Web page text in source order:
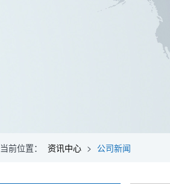
当前位置： 资讯中心 > 公司新闻